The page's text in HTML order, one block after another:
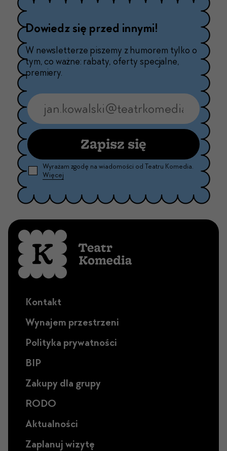
Dowiedz się przed innymi!
W newsletterze piszemy z humorem tylko o
tym, co ważne: rabaty, oferty specjalne,
premiery.
Zapisz się
Wyrażam zgodę na wiadomości od Teatru Komedia.
Więcej
Kontakt
Wynajem przestrzeni
Polityka prywatności
BIP
Zakupy dla grupy
RODO
Aktualności
Zaplanuj wizytę